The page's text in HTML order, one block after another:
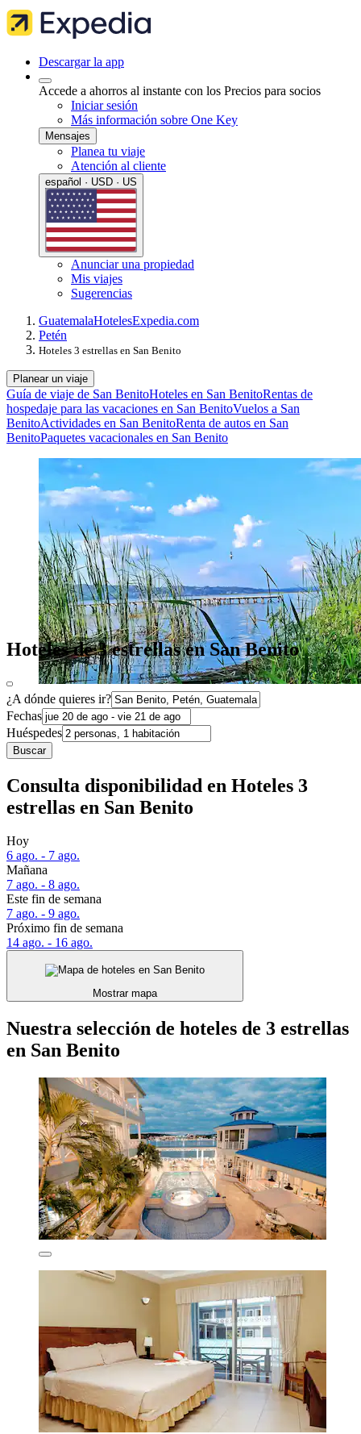
Descargar la app
Accede a ahorros al instante con los Precios para socios
Iniciar sesión
Más información sobre One Key
Mensajes
Planea tu viaje
Atención al cliente
español · USD · US
Anunciar una propiedad
Mis viajes
Sugerencias
GuatemalaHotelesExpedia.com
Petén
Hoteles 3 estrellas en San Benito
Planear un viaje
Guía de viaje de San BenitoHoteles en San BenitoRentas de
hospedaje para las vacaciones en San BenitoVuelos a San
BenitoActividades en San BenitoRenta de autos en San
BenitoPaquetes vacacionales en San Benito
Hoteles de 3 estrellas en San Benito
¿A dónde quieres ir?
Fechas
Huéspedes
Buscar
Consulta disponibilidad en Hoteles 3
estrellas en San Benito
Hoy
6 ago. - 7 ago.
Mañana
7 ago. - 8 ago.
Este fin de semana
7 ago. - 9 ago.
Próximo fin de semana
14 ago. - 16 ago.
Mostrar mapa
Nuestra selección de hoteles de 3 estrellas
en San Benito